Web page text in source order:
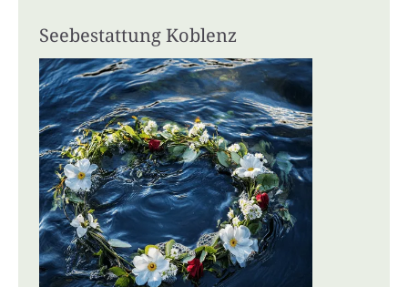
Seebestattung Koblenz